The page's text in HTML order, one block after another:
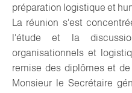
préparation logistique et
La réunion s'est
l'étude et la
organisationnels et
remise des diplômes et
Monsieur le Secrétaire